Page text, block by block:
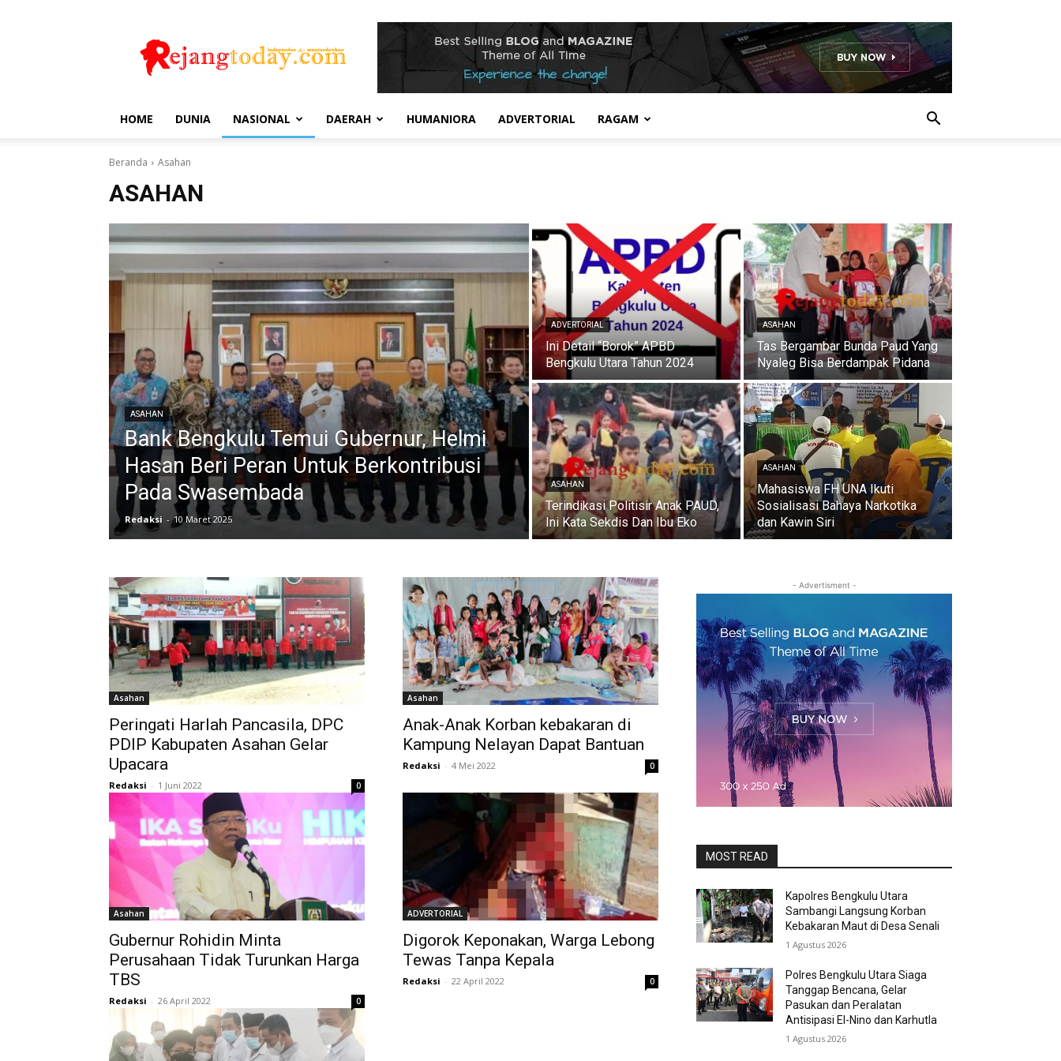
Today
HOME DUNIA NASIONAL DAERAH HUMANIORA ADVERTORIAL RAGAM
Beranda Asahan
ASAHAN
ASAHAN
Bank Bengkulu Temui Gubernur, Helmi
Hasan Beri Peran Untuk Berkontribusi
Pada Swasembada
Redaksi - 10 Maret 2025
ADVERTORIAL
Ini Detail “Borok” APBD
Bengkulu Utara Tahun 2024
ASAHAN
Tas Bergambar Bunda Paud Yang
Nyaleg Bisa Berdampak Pidana
ASAHAN
Terindikasi Politisir Anak PAUD,
Ini Kata Sekdis Dan Ibu Eko
ASAHAN
Mahasiswa FH UNA Ikuti
Sosialisasi Bahaya Narkotika
dan Kawin Siri
Asahan
Peringati Harlah Pancasila, DPC
PDIP Kabupaten Asahan Gelar
Upacara
Redaksi - 1 Juni 2022 0
Asahan
Anak-Anak Korban kebakaran di
Kampung Nelayan Dapat Bantuan
Redaksi - 4 Mei 2022 0
Asahan
Gubernur Rohidin Minta
Perusahaan Tidak Turunkan Harga
TBS
Redaksi - 26 April 2022 0
ADVERTORIAL
Digorok Keponakan, Warga Lebong
Tewas Tanpa Kepala
Redaksi - 22 April 2022 0
- Advertisment -
MOST READ
Kapolres Bengkulu Utara
Sambangi Langsung Korban
Kebakaran Maut di Desa Senali
1 Agustus 2026
Polres Bengkulu Utara Siaga
Tanggap Bencana, Gelar
Pasukan dan Peralatan
Antisipasi El-Nino dan Karhutla
1 Agustus 2026